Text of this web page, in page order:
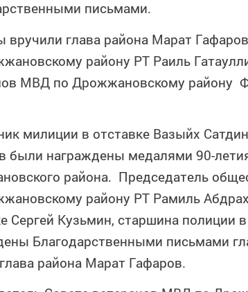
письмами.
вручили глава района Марат
району РТ Раиль
МВД по Дрожжановскому району
милиции в отставке Вазыйх
были награждены медалями 90-
района. Председатель
району РТ Рамиль
Сергей Кузьмин, старшина полиции
Благодарственными письмами
района Марат Гафаров.